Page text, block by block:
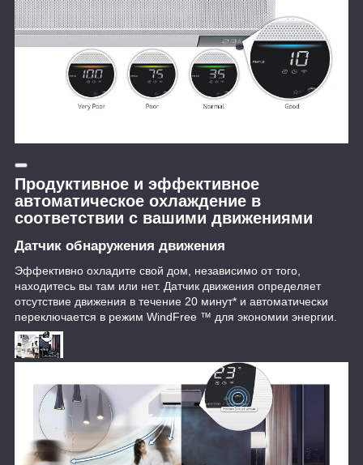
Продуктивное и эффективное
автоматическое охлаждение в
соответствии с вашими движениями
Датчик обнаружения движения
Эффективно охладите свой дом, независимо от того,
находитесь вы там или нет. Датчик движения определяет
отсутствие движения в течение 20 минут* и автоматически
переключается в режим WindFree ™ для экономии энергии.